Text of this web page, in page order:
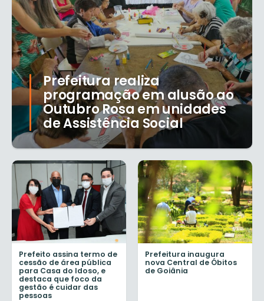
Prefeitura realiza
programação em alusão ao
Outubro Rosa em unidades
de Assistência Social
Prefeito assina termo de
cessão de área pública
para Casa do Idoso, e
destaca que foco da
gestão é cuidar das
pessoas
Prefeitura inaugura
nova Central de Óbitos
de Goiânia